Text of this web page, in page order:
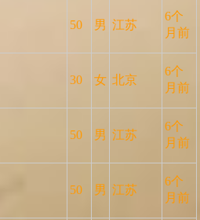
50 男 江苏
6个
月前
30 女 北京
6个
月前
50 男 江苏
6个
月前
50 男 江苏
6个
月前